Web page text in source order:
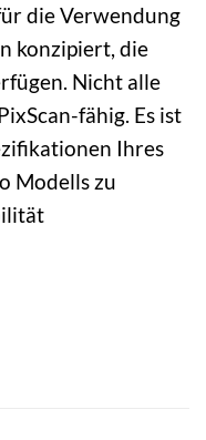
die Verwendung
konzipiert, die
Nicht alle
fähig. Es ist
Ihres
Modells zu